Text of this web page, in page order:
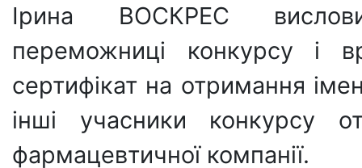
Ірина ВОСКРЕС
переможниці конкурсу і
сертифікат на отримання
інші учасники конкурсу
фармацевтичної компанії.